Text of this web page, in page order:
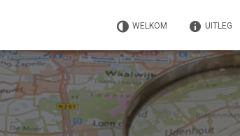
WELKOM UITLEG